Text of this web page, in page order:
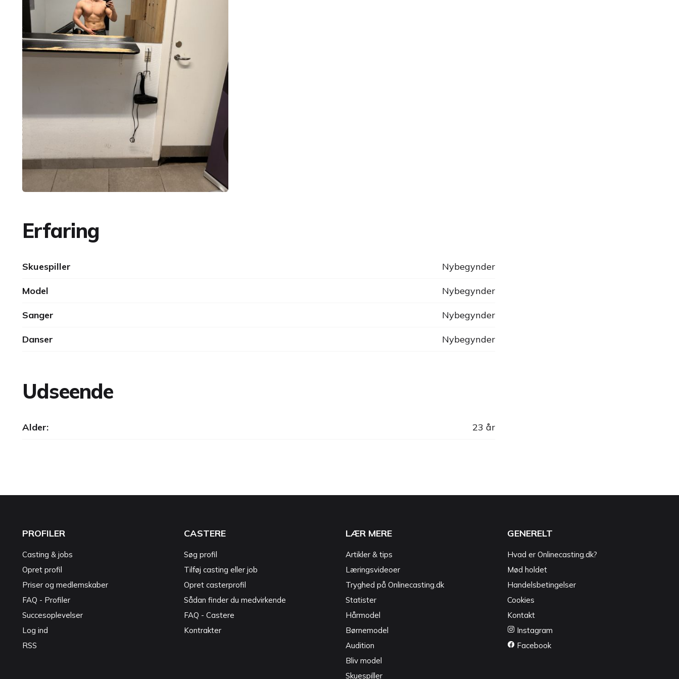
Erfaring
Skuespiller Nybegynder
Model Nybegynder
Sanger Nybegynder
Danser Nybegynder
Udseende
Alder: 23 år
PROFILER
Casting & jobs
Opret profil
Priser og medlemskaber
FAQ - Profiler
Succesoplevelser
Log ind
RSS
CASTERE
Søg profil
Tilføj casting eller job
Opret casterprofil
Sådan finder du medvirkende
FAQ - Castere
Kontrakter
LÆR MERE
Artikler & tips
Læringsvideoer
Tryghed på Onlinecasting.dk
Statister
Hårmodel
Børnemodel
Audition
Bliv model
Skuespiller
GENERELT
Hvad er Onlinecasting.dk?
Mød holdet
Handelsbetingelser
Cookies
Kontakt
Instagram
Facebook